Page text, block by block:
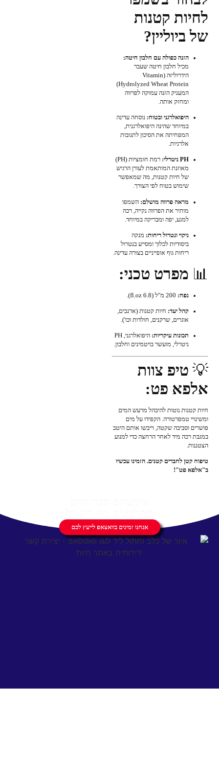
לחיות קטנות
של ביוליין?
הזנה כפולה עם חלבון חיטה:
מכיל חלבון חיטה שעבר
הידרוליזה (Vitamin
Hydrolyzed Wheat Protein)
המעניק הזנה עמוקה לפרווה
ומחזק אותה.
היפואלרגני ובטוח: נוסחה עדינה
במיוחד שהינה היפואלרגנית,
המפחיתה את הסיכון לתגובות
אלרגיות.
PH ניטרלי:
רמת חומציות (PH)
מאוזנת המותאמת לעורן הרגיש
של חיות קטנות, מה שמאפשר
שימוש בטוח לפי הצורך.
מראה פרווה מושלם: השמפו
מותיר את הפרווה נקייה, רכה
למגע, יפה ומבריקה במיוחד.
ניקוי ונטרול ריחות: מנקה
ביסודיות לכלוך ומסייע בנטרול
ריחות גוף אופייניים בצורה עדינה.
📊 מפרט טכני:
נפח:
קהל יעד: חיות קטנות (ארנבים,
אוגרים, שרקנים, חולדות וכו').
תכונות עיקריות:
היפואלרגני, PH
ניטרלי, מועשר בויטמינים וחלבון.
💡 טיפ צוות
אלפא פט:
חיות קטנות נוטות להיבהל מרעש המים
ומשינויי טמפרטורה. הקפידו על מים
פושרים וסביבה שקטה, וייבשו אותם היטב
במגבת רכה מיד לאחר הרחצה כדי למנוע
הצטננות.
טיפוח קטן לחברים קטנים. הזמינו עכשיו
ב"אלפא פט"!
אנחנו זמינים בוואצאפ לייעץ לכם